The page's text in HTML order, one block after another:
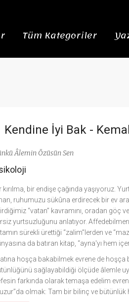
Tüm Kategoriler
Kendine İyi Bak -
Âlemin Özüsün Sen
kırılma, bir endişe çağında yaşıyoruz.
ruhumuzu sükûna erdirecek bir ev
“vatan” kavramını, oradan göç
yurtsuzluğunu anlatıyor.
sürekli ürettiği “zalim”lerden ve
da batıran kitap, “ayna'yı hem
hoşça bakabilmek evrene de
sağlayabildiği ölçüde âlemle
farkında olarak temaşa edelim
olmak: Tam bir bilinç ve bütünlük